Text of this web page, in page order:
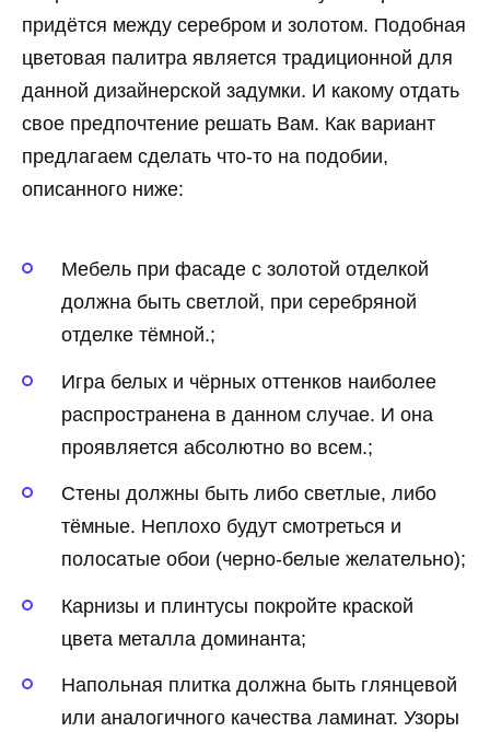
придётся между серебром и золотом. Подобная
цветовая палитра является традиционной для
данной дизайнерской задумки. И какому отдать
свое предпочтение решать Вам. Как вариант
предлагаем сделать что-то на подобии,
описанного ниже:
Мебель при фасаде с золотой отделкой
должна быть светлой, при серебряной
отделке тёмной.;
Игра белых и чёрных оттенков наиболее
распространена в данном случае. И она
проявляется абсолютно во всем.;
Стены должны быть либо светлые, либо
тёмные. Неплохо будут смотреться и
полосатые обои (черно-белые желательно);
Карнизы и плинтусы покройте краской
цвета металла доминанта;
Напольная плитка должна быть глянцевой
или аналогичного качества ламинат. Узоры